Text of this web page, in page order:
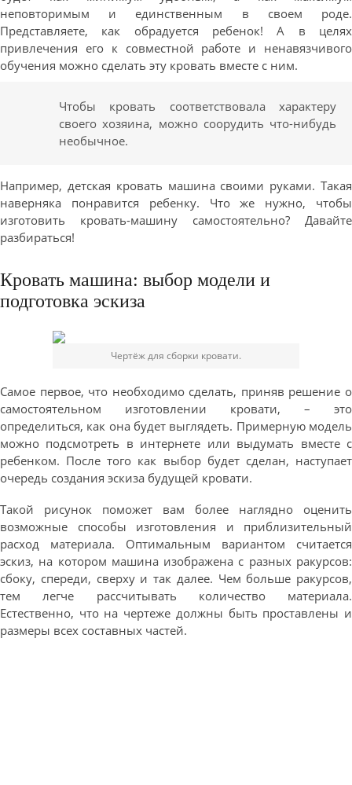
неповторимым и единственным в своем роде.
Представляете, как обрадуется ребенок! А в целях
привлечения его к совместной работе и ненавязчивого
обучения можно сделать эту кровать вместе с ним.
Чтобы кровать соответствовала характеру
своего хозяина, можно соорудить что-нибудь
необычное.
Например, детская кровать машина своими руками. Такая
наверняка понравится ребенку. Что же нужно, чтобы
изготовить кровать-машину самостоятельно? Давайте
разбираться!
Кровать машина: выбор модели и
подготовка эскиза
Чертёж для сборки кровати.
Самое первое, что необходимо сделать, приняв решение о
самостоятельном изготовлении кровати, – это
определиться, как она будет выглядеть. Примерную модель
можно подсмотреть в интернете или выдумать вместе с
ребенком. После того как выбор будет сделан, наступает
очередь создания эскиза будущей кровати.
Такой рисунок поможет вам более наглядно оценить
возможные способы изготовления и приблизительный
расход материала. Оптимальным вариантом считается
эскиз, на котором машина изображена с разных ракурсов:
сбоку, спереди, сверху и так далее. Чем больше ракурсов,
тем легче рассчитывать количество материала.
Естественно, что на чертеже должны быть проставлены и
размеры всех составных частей.